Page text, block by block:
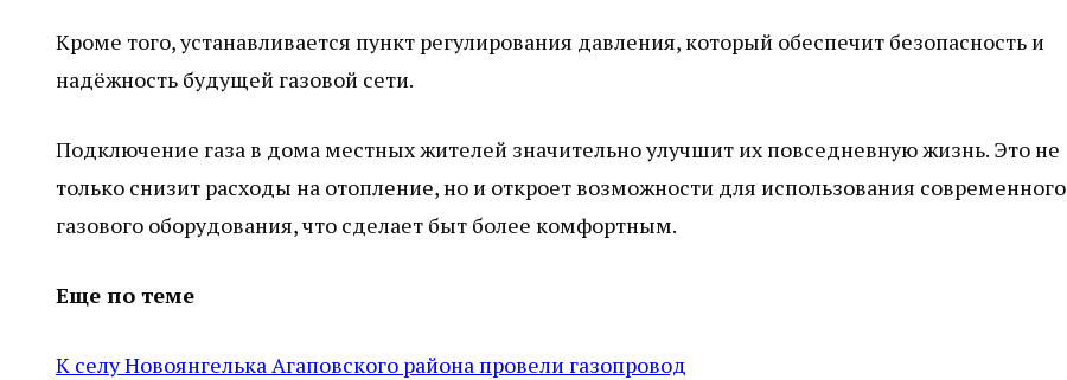
Кроме того, устанавливается пункт регулирования давления, который обеспечит безопасность и
надёжность будущей газовой сети.
Подключение газа в дома местных жителей значительно улучшит их повседневную жизнь. Это не
только снизит расходы на отопление, но и откроет возможности для использования современного
газового оборудования, что сделает быт более комфортным.
Еще по теме
К селу Новоянгелька Агаповского района провели газопровод